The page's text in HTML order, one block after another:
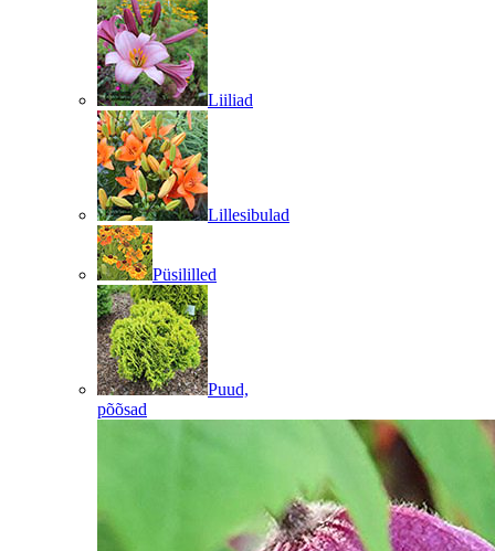
Liiliad
Lillesibulad
Püsililled
Puud,
põõsad